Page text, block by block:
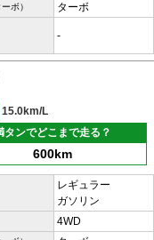
ボ） ターボ
-
15.0km/L
タンでどこまで走る？
600km
レギュラー
ガソリン
4WD